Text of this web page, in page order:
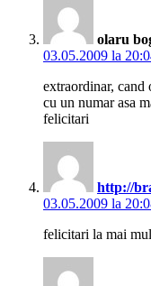
olaru
03.05.2009 la
extraordinar, cand
cu un numar asa
felicitari
http://
03.05.2009 la
felicitari la mai